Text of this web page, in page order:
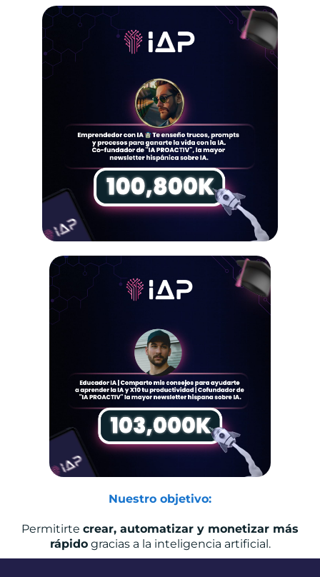
Nuestro objetivo:
Permitirte crear, automatizar y monetizar más
rápidogracias a la inteligencia artificial.